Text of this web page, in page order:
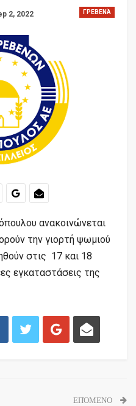
ΓΡΕΒΕΝΆ
2, 2022
ανακοινώνεται
την γιορτή ψωμιού
στις 17 και 18
εγκαταστάσεις της
ΕΠΌΜΕΝΟ